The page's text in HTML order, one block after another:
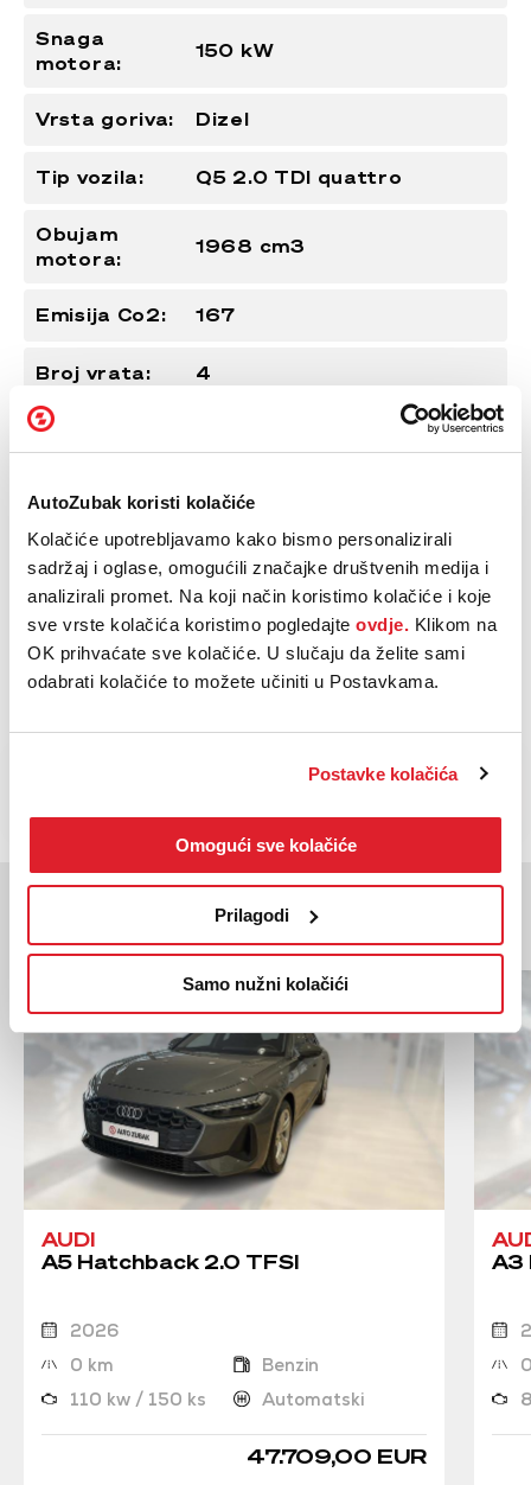
AutoZubak koristi kolačiće
Kolačiće upotrebljavamo kako bismo personalizirali
sadržaj i oglase, omogućili značajke društvenih medija i
analizirali promet. Na koji način koristimo kolačiće i koje
sve vrste kolačića koristimo pogledajte ovdje. Klikom na
OK prihvaćate sve kolačiće. U slučaju da želite sami
odabrati kolačiće to možete učiniti u Postavkama.
Postavke kolačića
Omogući sve kolačiće
Prilagodi
Samo nužni kolačići
Snaga
motora:
150 kW
Vrsta goriva: Dizel
Tip vozila: Q5 2.0 TDI quattro
Obujam
motora:
1968 cm3
Emisija Co2: 167
Broj vrata: 4
Dužina vozila:
Oblik
karoserije:
Terensko vozilo
Vrsta
mjenjača:
Automatski
AUDI
A5 Hatchback 2.0 TFSI
2026
0 km
Benzin
110 kw / 150 ks
Automatski
47.709,00 EUR
A3